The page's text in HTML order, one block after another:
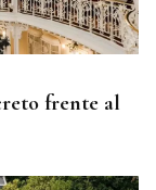
frente al